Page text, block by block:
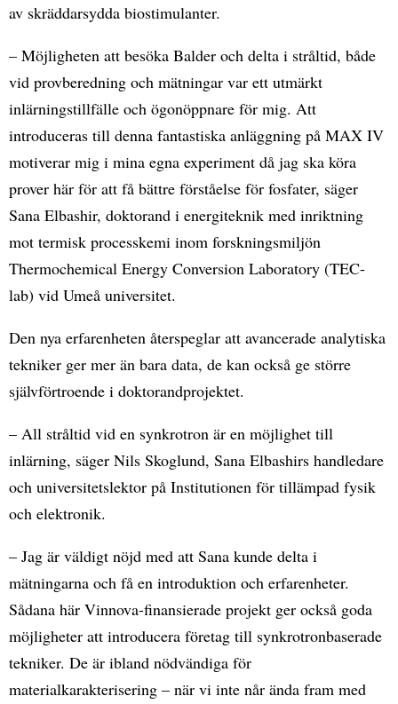
av skräddarsydda biostimulanter.
– Möjligheten att besöka Balder och delta i stråltid, både
vid provberedning och mätningar var ett utmärkt
inlärningstillfälle och ögonöppnare för mig. Att
introduceras till denna fantastiska anläggning på MAX IV
motiverar mig i mina egna experiment då jag ska köra
prover här för att få bättre förståelse för fosfater, säger
Sana Elbashir, doktorand i energiteknik med inriktning
mot termisk processkemi inom forskningsmiljön
Thermochemical Energy Conversion Laboratory (TEC-
lab) vid Umeå universitet.
Den nya erfarenheten återspeglar att avancerade analytiska
tekniker ger mer än bara data, de kan också ge större
självförtroende i doktorandprojektet.
– All stråltid vid en synkrotron är en möjlighet till
inlärning, säger Nils Skoglund, Sana Elbashirs handledare
och universitetslektor på Institutionen för tillämpad fysik
och elektronik.
– Jag är väldigt nöjd med att Sana kunde delta i
mätningarna och få en introduktion och erfarenheter.
Sådana här Vinnova-finansierade projekt ger också goda
möjligheter att introducera företag till synkrotronbaserade
tekniker. De är ibland nödvändiga för
materialkarakterisering – när vi inte når ända fram med